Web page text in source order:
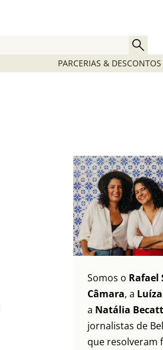
PARCERIAS & DESCONTOS
Somos o Rafael
Câmara, a
a Natália
jornalistas de
que resolveram